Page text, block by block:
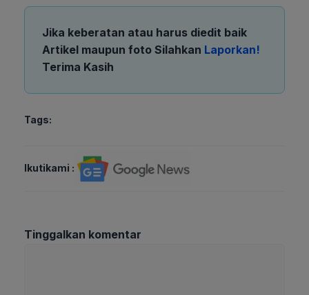
Jika keberatan atau harus diedit baik
Artikel maupun foto Silahkan Laporkan!
Terima Kasih
Tags:
Ikutikami :
Tinggalkan komentar